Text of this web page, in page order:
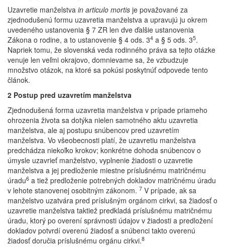
Uzavretie manželstva in articulo mortis je považované za
zjednodušenú formu uzavretia manželstva a upravujú ju okrem
uvedeného ustanovenia § 7 ZR len dve ďalšie ustanovenia
Zákona o rodine, a to ustanovenie § 4 ods. 34 a § 5 ods. 35.
Napriek tomu, že slovenská veda rodinného práva sa tejto otázke
venuje len veľmi okrajovo, domnievame sa, že vzbudzuje
množstvo otázok, na ktoré sa pokúsi poskytnúť odpovede tento
článok.
2 Postup pred uzavretím manželstva
Zjednodušená forma uzavretia manželstva v prípade priameho
ohrozenia života sa dotýka nielen samotného aktu uzavretia
manželstva, ale aj postupu snúbencov pred uzavretím
manželstva. Vo všeobecnosti platí, že uzavretiu manželstva
predchádza niekoľko krokov; konkrétne dohoda snúbencov o
úmysle uzavrieť manželstvo, vyplnenie žiadosti o uzavretie
manželstva a jej predloženie miestne príslušnému matričnému
úradu6 a tiež predloženie potrebných dokladov matričnému úradu
v lehote stanovenej osobitným zákonom. 7 V prípade, ak sa
manželstvo uzatvára pred príslušným orgánom cirkvi, sa žiadosť o
uzavretie manželstva taktiež predkladá príslušnému matričnému
úradu, ktorý po overení správnosti údajov v žiadosti a predložení
dokladov potvrdí overenú žiadosť a snúbenci takto overenú
žiadosť doručia príslušnému orgánu cirkvi.8